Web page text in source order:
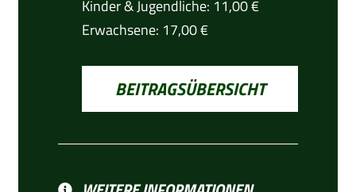
Kinder & Jugendliche: 11,00 €
Erwachsene: 17,00 €
BEITRAGSÜBERSICHT